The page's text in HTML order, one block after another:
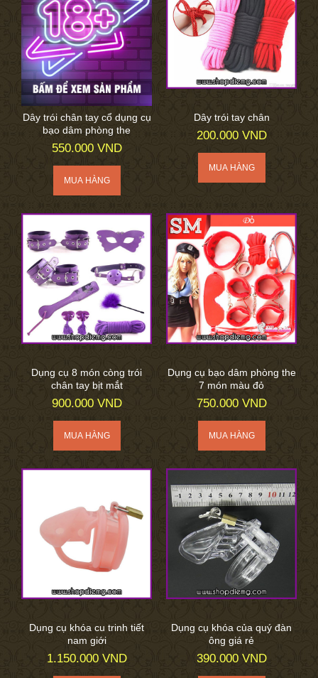
Dây trói chân tay cổ dụng cụ
bạo dâm phòng the
550.000 VND
Dây trói tay chân
200.000 VND
Dụng cụ 8 món còng trói
chân tay bịt mắt
900.000 VND
Dụng cụ bạo dâm phòng the
7 món màu đỏ
750.000 VND
Dụng cụ khóa cu trinh tiết
nam giới
1.150.000 VND
Dụng cụ khóa của quý đàn
ông giá rẻ
390.000 VND